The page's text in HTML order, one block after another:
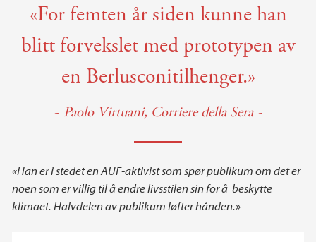
«For femten år siden kunne han
blitt forvekslet med prototypen av
en Berlusconitilhenger.»
Paolo Virtuani, Corriere della Sera
«Han er i stedet en AUF-aktivist som spør publikum om det er
noen som er villig til å endre livsstilen sin for å beskytte
klimaet. Halvdelen av publikum løfter hånden.»